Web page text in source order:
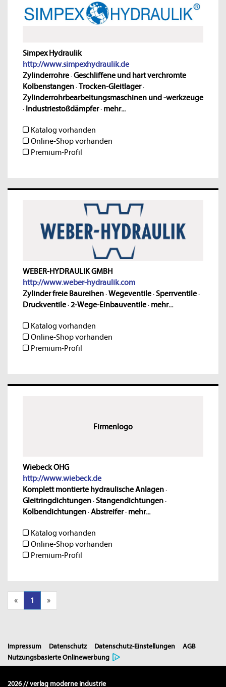
Simpex Hydraulik
http://www.simpexhydraulik.de
Zylinderrohre·Geschliffene und hart verchromte
Kolbenstangen·Trocken-Gleitlager·
Zylinderrohrbearbeitungsmaschinen und -werkzeuge
· Industriestoßdämpfer· mehr...
Katalog vorhanden
Online-Shop vorhanden
Premium-Profil
WEBER-HYDRAULIK GMBH
http://www.weber-hydraulik.com
Zylinder freie Baureihen·Wegeventile·Sperrventile·
Druckventile·2-Wege-Einbauventile· mehr...
Katalog vorhanden
Online-Shop vorhanden
Premium-Profil
Firmenlogo
Wiebeck OHG
http://www.wiebeck.de
Komplett montierte hydraulische Anlagen·
Gleitringdichtungen·Stangendichtungen·
Kolbendichtungen·Abstreifer· mehr...
Katalog vorhanden
Online-Shop vorhanden
Premium-Profil
« 1 »
Impressum Datenschutz Datenschutz-Einstellungen
AGB
Nutzungsbasierte Onlinewerbung
2026 // verlag moderne industrie